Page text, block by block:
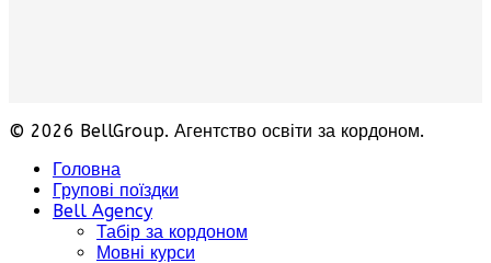
© 2026 BellGroup. Агентство освіти за кордоном.
Головна
Групові поїздки
Bell Agency
Табір за кордоном
Мовні курси